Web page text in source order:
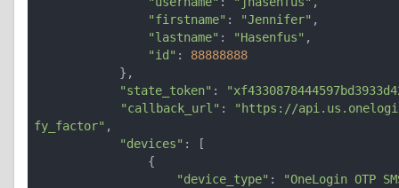
"firstname" : "Jennifer" ,
"lastname" : "Hasenfus" ,
"id" : 88888888
"state_token" :
"callback_url" :
"https://
fy_factor" ,
"devices" : [
"device_type" :
"OneLogin OTP